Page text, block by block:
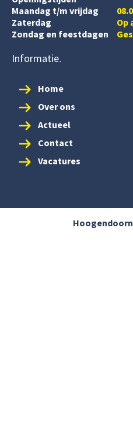
Maandag t/m vrijdag
Zaterdag
Op
Zondag en feestdagen
Informatie
Home
Over ons
Actueel
Contact
Vacatures
Hoogendoorn